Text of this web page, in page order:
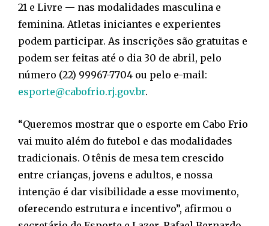
21 e Livre — nas modalidades masculina e
feminina. Atletas iniciantes e experientes
podem participar. As inscrições são gratuitas e
podem ser feitas até o dia 30 de abril, pelo
número (22) 99967-7704 ou pelo e-mail:
esporte@cabofrio.rj.gov.br.
“Queremos mostrar que o esporte em Cabo Frio
vai muito além do futebol e das modalidades
tradicionais. O tênis de mesa tem crescido
entre crianças, jovens e adultos, e nossa
intenção é dar visibilidade a esse movimento,
oferecendo estrutura e incentivo”, afirmou o